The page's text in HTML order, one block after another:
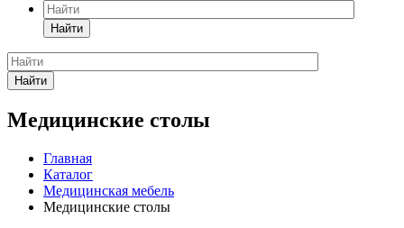
Найти
Найти
Медицинские столы
Главная
Каталог
Медицинская мебель
Медицинские столы